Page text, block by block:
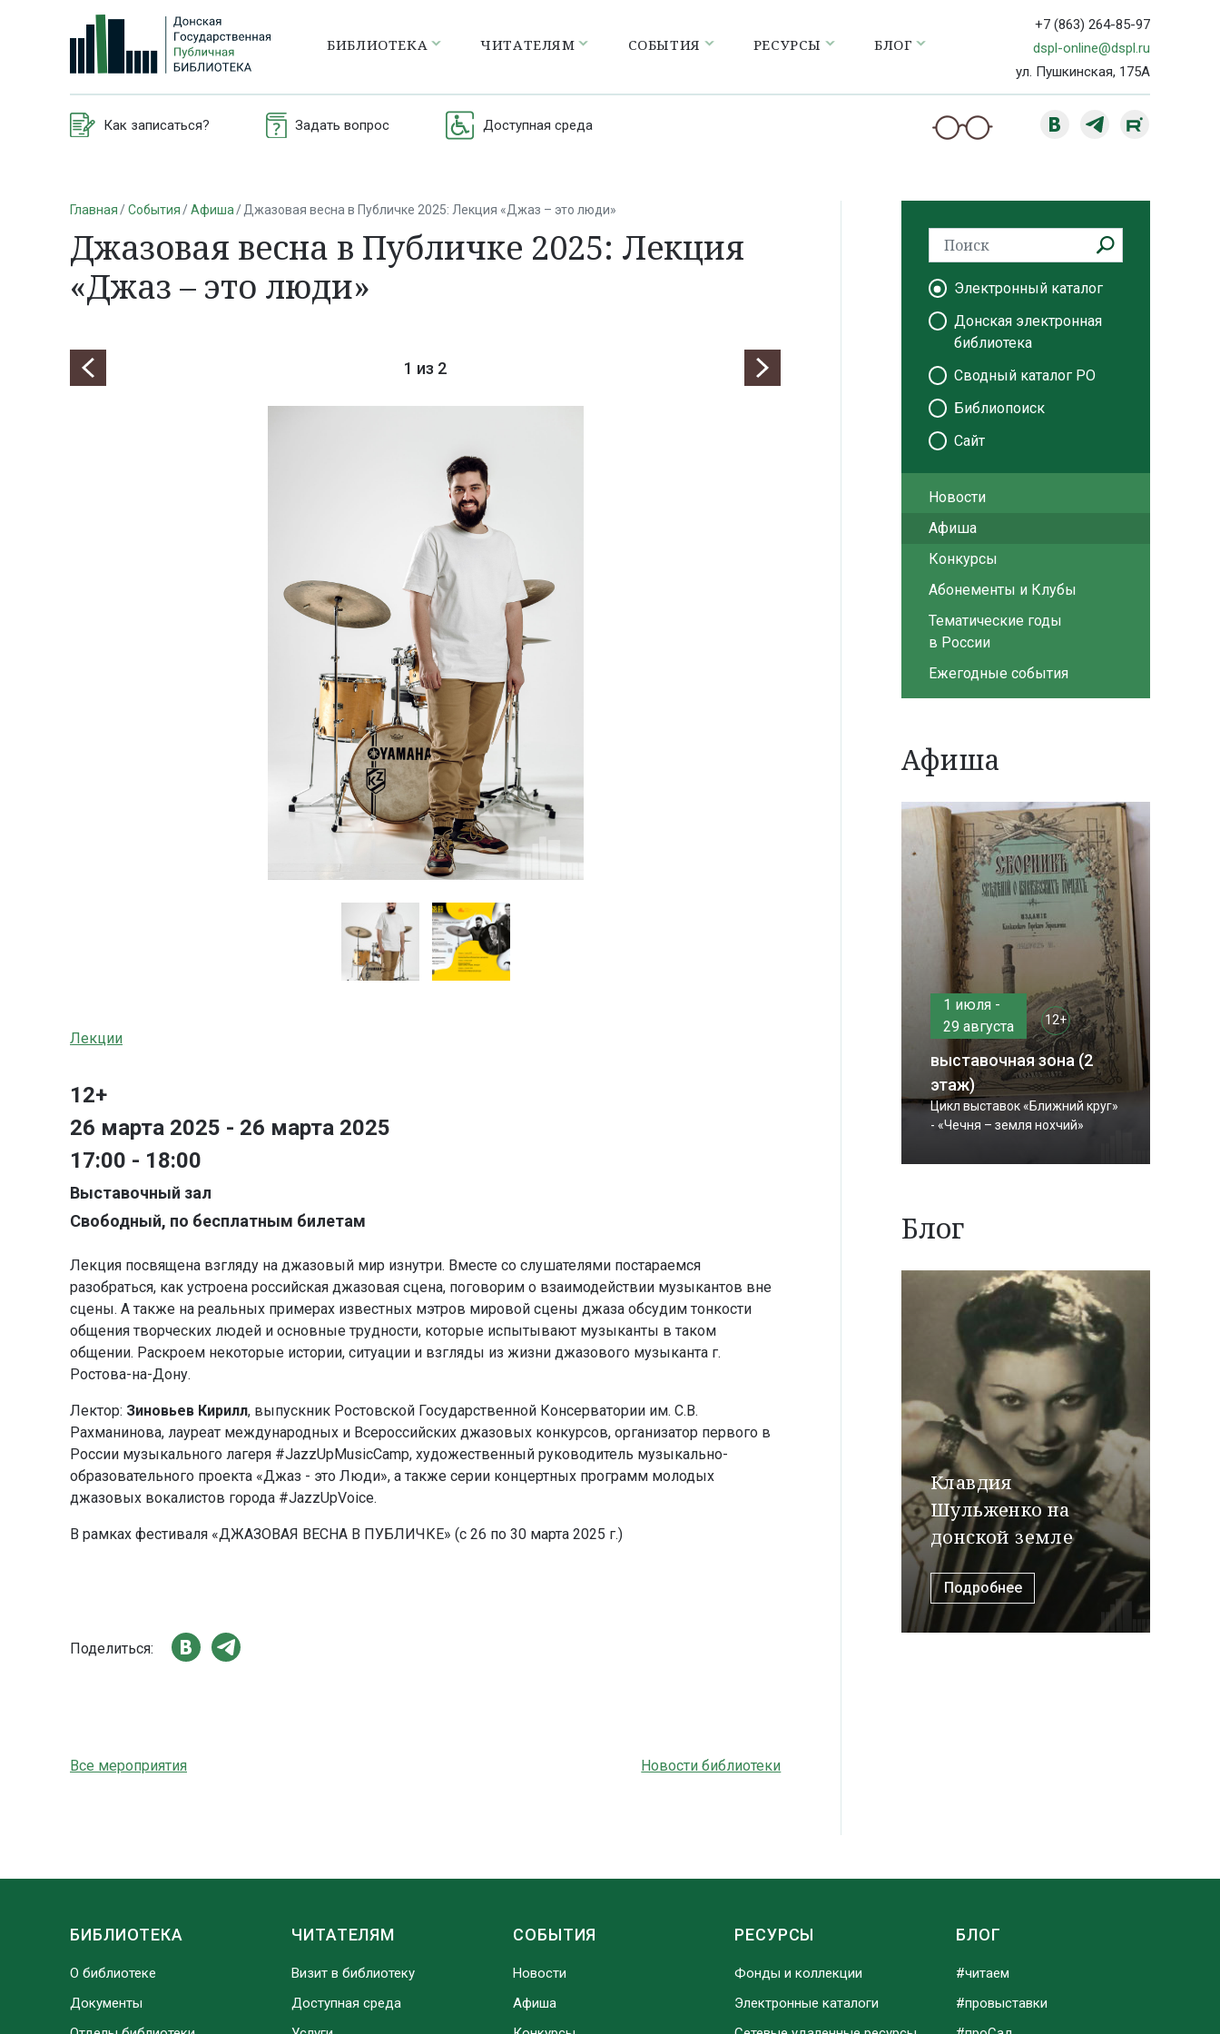
БИБЛИОТЕКА ЧИТАТЕЛЯМ СОБЫТИЯ РЕСУРСЫ БЛОГ
+7 (863) 264-85-97
dspl-online@dspl.ru
ул. Пушкинская, 175А
Как записаться? Задать вопрос Доступная среда
Главная События Афиша Джазовая весна в Публичке 2025: Лекция «Джаз – это люди»
Джазовая весна в Публичке 2025: Лекция
«Джаз – это люди»
1 из 2
Лекции
12+
26 марта 2025 - 26 марта 2025
17:00 - 18:00
Выставочный зал
Свободный, по бесплатным билетам
Лекция посвящена взгляду на джазовый мир изнутри. Вместе со слушателями постараемся
разобраться, как устроена российская джазовая сцена, поговорим о взаимодействии музыкантов вне
сцены. А также на реальных примерах известных мэтров мировой сцены джаза обсудим тонкости
общения творческих людей и основные трудности, которые испытывают музыканты в таком
общении. Раскроем некоторые истории, ситуации и взгляды из жизни джазового музыканта г.
Ростова-на-Дону.
Лектор: Зиновьев Кирилл, выпускник Ростовской Государственной Консерватории им. С.В.
Рахманинова, лауреат международных и Всероссийских джазовых конкурсов, организатор первого в
России музыкального лагеря #JazzUpMusicCamp, художественный руководитель музыкально-
образовательного проекта «Джаз - это Люди», а также серии концертных программ молодых
джазовых вокалистов города #JazzUpVoice.
В рамках фестиваля «ДЖАЗОВАЯ ВЕСНА В ПУБЛИЧКЕ» (с 26 по 30 марта 2025 г.)
Поделиться:
Все мероприятия Новости библиотеки
Электронный каталог
Донская электронная
библиотека
Сводный каталог РО
Библиопоиск
Сайт
Новости
Афиша
Конкурсы
Абонементы и Клубы
Тематические годы
в России
Ежегодные события
Афиша
1 июля -
29 августа
12+
выставочная зона (2
этаж)
Цикл выставок «Ближний круг»
- «Чечня – земля нохчий»
Блог
Клавдия
Шульженко на
донской земле
Подробнее
БИБЛИОТЕКА
О библиотеке
Документы
ЧИТАТЕЛЯМ
Визит в библиотеку
Доступная среда
СОБЫТИЯ
Новости
Афиша
РЕСУРСЫ
Фонды и коллекции
Электронные каталоги
БЛОГ
#читаем
#провыставки